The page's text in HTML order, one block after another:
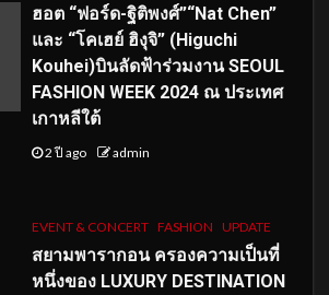
ฮอต “ฟอร์ด-ฐิติพงศ์”“Nat Chen”
และ “โคเฮย์ ฮิงุจิ” (Higuchi
Kouhei)บินลัดฟ้าร่วมงาน SEOUL
FASHION WEEK 2024 ณ ประเทศ
เกาหลีใต้
2 ปี ago admin
EVENT & CONCERT FASHION UPDATE
สยามพารากอน ครองความเป็นที่
หนึ่งของ LUXURY DESTINATION